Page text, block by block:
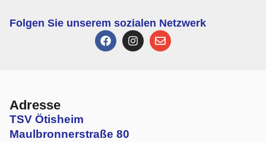
Folgen Sie unserem sozialen Netzwerk
Adresse
TSV Ötisheim
Maulbronnerstraße 80